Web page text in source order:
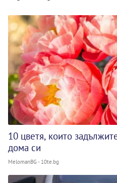
10 цветя, които
дома си
MelomanBG - 10te.bg